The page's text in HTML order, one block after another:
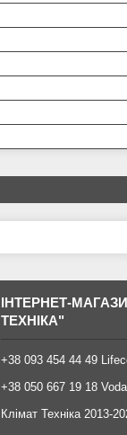
ІНТЕРНЕТ-
ТЕХНІКА"
+38 093 454 44 49
+38 050 667 19 18
Клімат Техніка 2013-